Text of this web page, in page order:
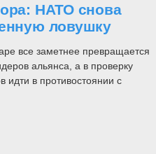
НАТО снова
ловушку
все заметнее превращается
альянса, а в проверку
идти в противостоянии с